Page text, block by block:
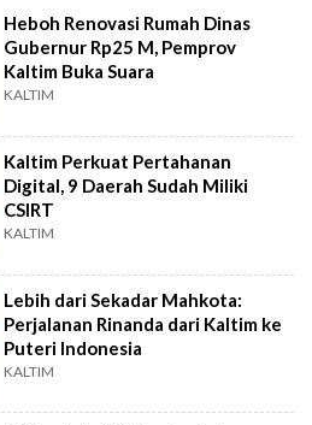
Heboh Renovasi Rumah Dinas
Gubernur Rp25 M, Pemprov
Kaltim Buka Suara
KALTIM
Kaltim Perkuat Pertahanan
Digital, 9 Daerah Sudah Miliki
CSIRT
KALTIM
Lebih dari Sekadar Mahkota:
Perjalanan Rinanda dari Kaltim ke
Puteri Indonesia
KALTIM